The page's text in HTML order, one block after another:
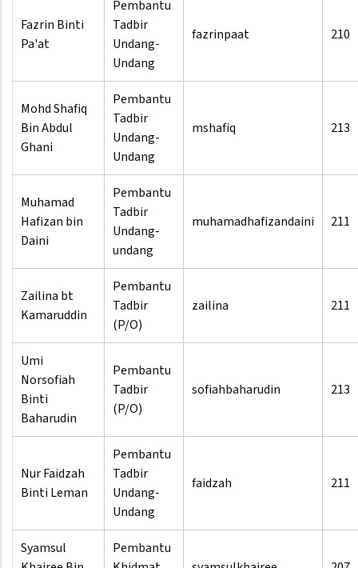
Fazrin Binti
Pa'at
Pembantu
Tadbir
Undang-
Undang
fazrinpaat 210
Mohd Shafiq
Bin Abdul
Ghani
Pembantu
Tadbir
Undang-
Undang
mshafiq 213
Muhamad
Hafizan bin
Daini
Pembantu
Tadbir
Undang-
undang
muhamadhafizandaini 211
Zailina bt
Kamaruddin
Pembantu
Tadbir
(P/O)
zailina 211
Umi
Norsofiah
Binti
Baharudin
Pembantu
Tadbir
(P/O)
sofiahbaharudin 213
Nur Faidzah
Binti Leman
Pembantu
Tadbir
Undang-
Undang
faidzah 211
Syamsul
Pembantu